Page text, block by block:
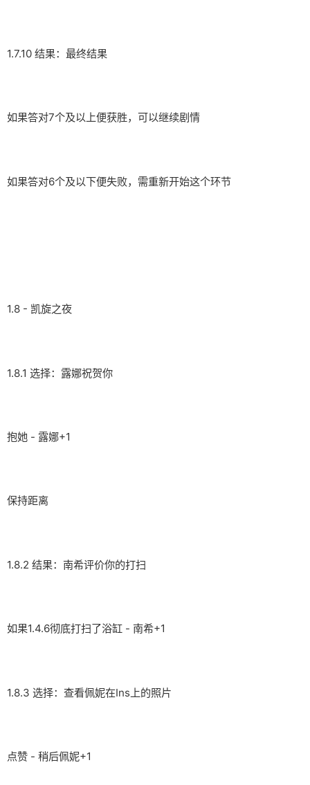
1.7.10 结果：最终结果
如果答对7个及以上便获胜，可以继续剧情
如果答对6个及以下便失败，需重新开始这个环节
1.8 - 凯旋之夜
1.8.1 选择：露娜祝贺你
抱她 - 露娜+1
保持距离
1.8.2 结果：南希评价你的打扫
如果1.4.6彻底打扫了浴缸 - 南希+1
1.8.3 选择：查看佩妮在Ins上的照片
点赞 - 稍后佩妮+1